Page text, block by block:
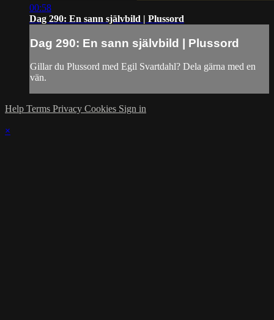
00:58
Dag 290: En sann självbild | Plussord
Dag 290: En sann självbild | Plussord
Gillar du Plussord med Egil Svartdahl? Dela gärna med en
vän.
Help Terms Privacy Cookies Sign in
×